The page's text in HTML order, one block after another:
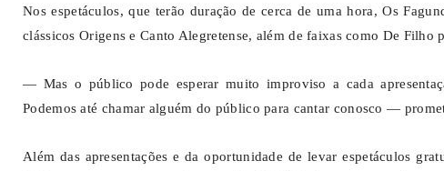
Nos espetáculos, que terão duração de cerca de uma hora, Os
clássicos Origens e Canto Alegretense, além de faixas como De Filho
— Mas o público pode esperar muito improviso a cada
Podemos até chamar alguém do público para cantar conosco —
Além das apresentações e da oportunidade de levar espetáculos